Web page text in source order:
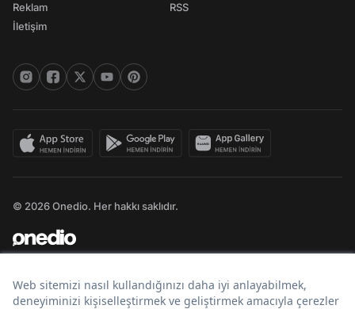
Reklam
İletişim
RSS
© 2026 Onedio. Her hakkı saklıdır.
Bir markasıdır.